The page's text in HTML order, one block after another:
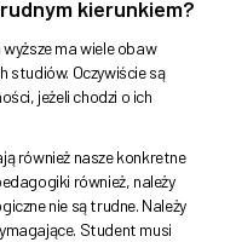
kierunkiem?
ma wiele obaw
studiów. Oczywiście są
jeżeli chodzi o ich
również nasze konkretne
również, należy
nie są trudne. Należy
Student musi